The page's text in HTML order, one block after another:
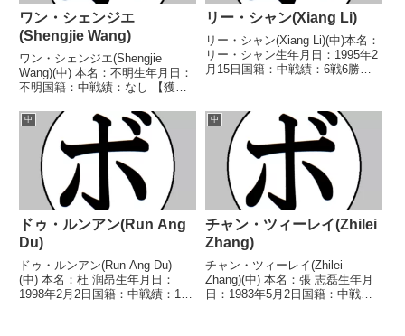
ワン・シェンジエ
(Shengjie Wang)
ワン・シェンジエ(Shengjie
Wang)(中) 本名：不明生年月日：
不明国籍：中戦績：なし 【獲得
し 【補足情報】・中国-海南省海
口市出身。・2025/08/24にチャ
ン・ジュヌ(韓)と対戦する予定だ
ったが流...
リー・シャン(Xiang Li)
リー・シャン(Xiang Li)(中)本名：
リー・シャン生年月日：1995年2
月15日国籍：中戦績：6戦6勝
WBO中国スーパーフェザー級王
座WBCアジア(ABCO)スーパーフ
ェザ...
中
ドゥ・ルンアン(Run Ang
Du)
ドゥ・ルンアン(Run Ang Du)
(中) 本名：杜 润昂生年月日：
1998年2月2日国籍：中戦績：16
中
チャン・ツィーレイ(Zhilei
Zhang)
チャン・ツィーレイ(Zhilei
Zhang)(中) 本名：張 志磊生年月
日：1983年5月2日国籍：中戦